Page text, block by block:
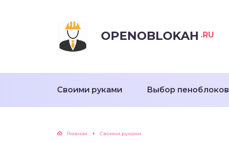
OPENOBLOKAH .RU
Своими руками Выбор пеноблоков
Главная Своими руками